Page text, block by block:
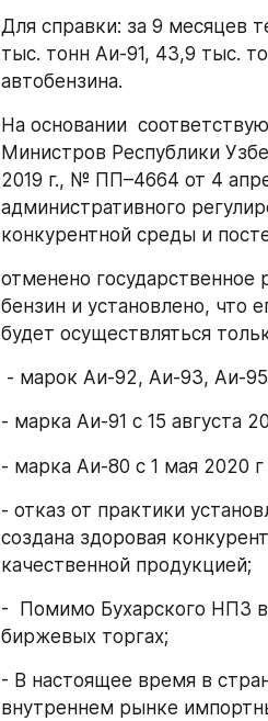
Для справки: за 9 месяцев
тыс. тонн Аи-91, 43,9 тыс.
автобензина.
На основании
Министров Республики
2019 г., № ПП–4664 от 4
административного
конкурентной среды и
отменено
бензин и установлено, что
будет осуществляться
- марок Аи-92, Аи-93, Аи-95
- марка Аи-91 с 15 августа
- марка Аи-80 с 1 мая 2020 г
- отказ от практики
создана здоровая
качественной продукцией;
-  Помимо Бухарского НПЗ в
биржевых торгах;
- В настоящее время в
внутреннем рынке